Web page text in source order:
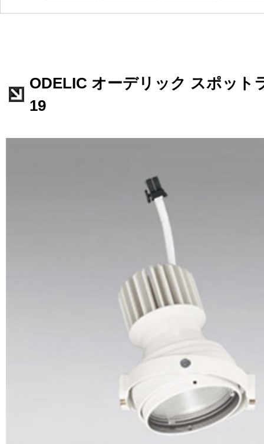
ODELIC オーデリック スポット
19